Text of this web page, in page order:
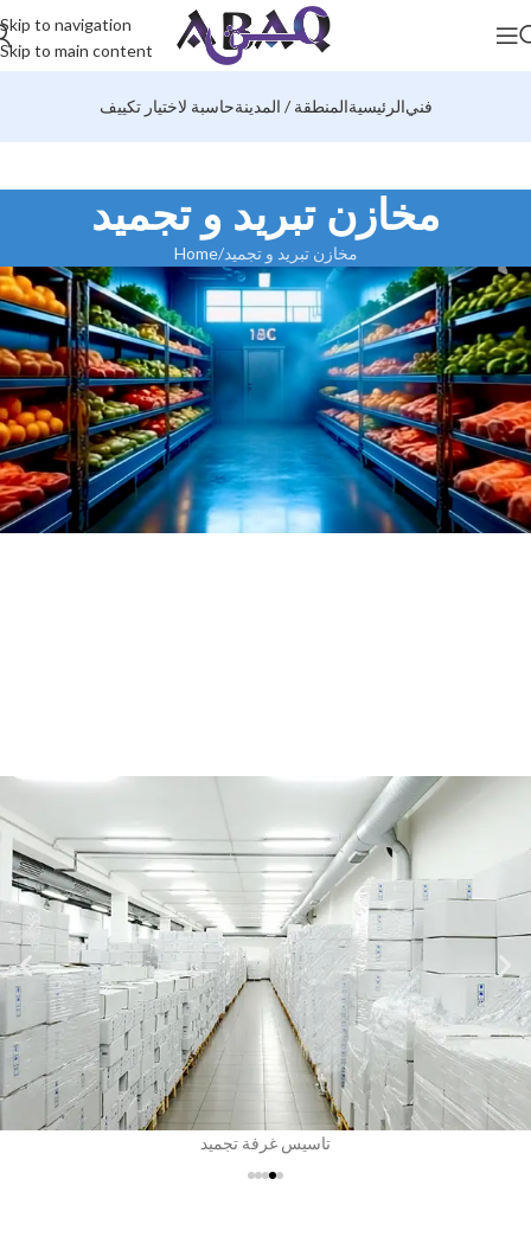
Skip to navigation
Skip to main content
حاسبة لاختيار تكييفالمنطقة / المدينةالرئيسيةفني
مخازن تبريد و تجميد
Home مخازن تبريد و تجميد
تاسيس غرفة تجميد